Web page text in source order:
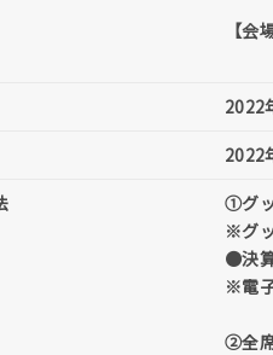
【会
2022
2022
①グ
※グ
●決
※電
②全